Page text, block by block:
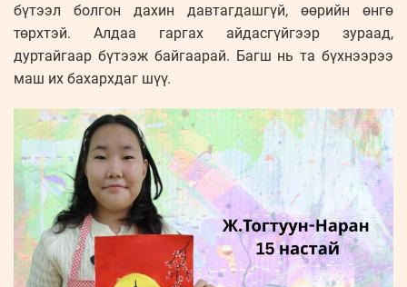
бүтээл болгон дахин давтагдашгүй, өөрийн өнгө
төрхтэй. Алдаа гаргах айдасгүйгээр зураад,
дуртайгаар бүтээж байгаарай. Багш нь та бүхнээрээ
маш их бахархдаг шүү.